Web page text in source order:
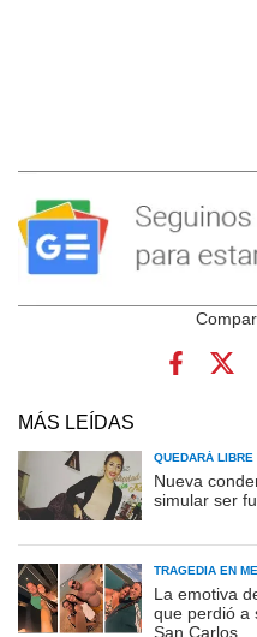
MÁS LEÍDAS
QUEDARÁ LIBRE
Nueva
simular ser
TRAGEDIA EN
La emotiva
que perdió a
San Carlos